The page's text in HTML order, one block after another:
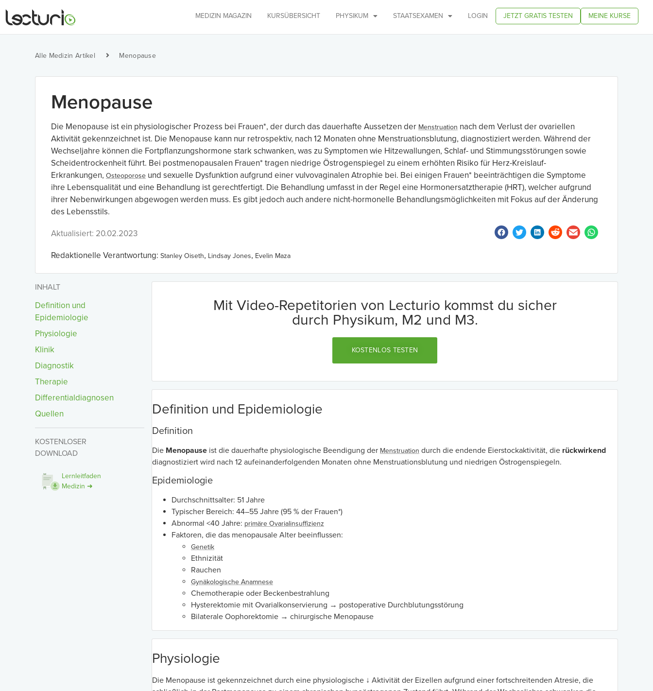
MEDIZIN MAGAZIN KURSÜBERSICHT PHYSIKUM STAATSEXAMEN LOGIN JETZT GRATIS TESTEN MEINE KURSE
Alle Medizin Artikel Menopause
Menopause
Die Menopause ist ein physiologischer Prozess bei Frauen*, der durch das dauerhafte Aussetzen der Menstruation nach dem Verlust der ovariellen
Aktivität gekennzeichnet ist. Die Menopause kann nur retrospektiv, nach 12 Monaten ohne Menstruationsblutung, diagnostiziert werden. Während der
Wechseljahre können die Fortpflanzungshormone stark schwanken, was zu Symptomen wie Hitzewallungen, Schlaf- und Stimmungsstörungen sowie
Scheidentrockenheit führt. Bei postmenopausalen Frauen* tragen niedrige Östrogenspiegel zu einem erhöhten Risiko für Herz-Kreislauf-
Erkrankungen, Osteoporose und sexuelle Dysfunktion aufgrund einer vulvovaginalen Atrophie bei. Bei einigen Frauen* beeinträchtigen die Symptome
ihre Lebensqualität und eine Behandlung ist gerechtfertigt. Die Behandlung umfasst in der Regel eine Hormonersatztherapie (HRT), welcher aufgrund
ihrer Nebenwirkungen abgewogen werden muss. Es gibt jedoch auch andere nicht-hormonelle Behandlungsmöglichkeiten mit Fokus auf der Änderung
des Lebensstils.
Aktualisiert: 20.02.2023
Redaktionelle Verantwortung: Stanley Oiseth, Lindsay Jones, Evelin Maza
INHALT
Definition und
Epidemiologie
Physiologie
Klinik
Diagnostik
Therapie
Differentialdiagnosen
Quellen
KOSTENLOSER
DOWNLOAD
Lernleitfaden
Medizin ➜
Mit Video-Repetitorien von Lecturio kommst du sicher
durch Physikum, M2 und M3.
KOSTENLOS TESTEN
Definition und Epidemiologie
Definition
Die Menopause ist die dauerhafte physiologische Beendigung der Menstruation durch die endende Eierstockaktivität, die rückwirkend
diagnostiziert wird nach 12 aufeinanderfolgenden Monaten ohne Menstruationsblutung und niedrigen Östrogenspiegeln.
Epidemiologie
Durchschnittsalter: 51 Jahre
Typischer Bereich: 44–55 Jahre (95 % der Frauen*)
Abnormal <40 Jahre: primäre Ovarialinsuffizienz
Faktoren, die das menopausale Alter beeinflussen:
Genetik
Ethnizität
Rauchen
Gynäkologische Anamnese
Chemotherapie oder Beckenbestrahlung
Hysterektomie mit Ovarialkonservierung → postoperative Durchblutungsstörung
Bilaterale Oophorektomie → chirurgische Menopause
Physiologie
Die Menopause ist gekennzeichnet durch eine physiologische ↓ Aktivität der Eizellen aufgrund einer fortschreitenden Atresie, die